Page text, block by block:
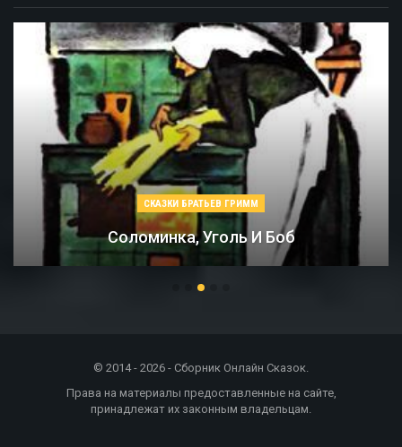
СКАЗКИ БРАТЬЕВ ГРИММ
Соломинка, Уголь И Боб
© 2014 - 2026 - Сборник Онлайн Сказок.
Права на материалы предоставленные на сайте,
принадлежат их законным владельцам.